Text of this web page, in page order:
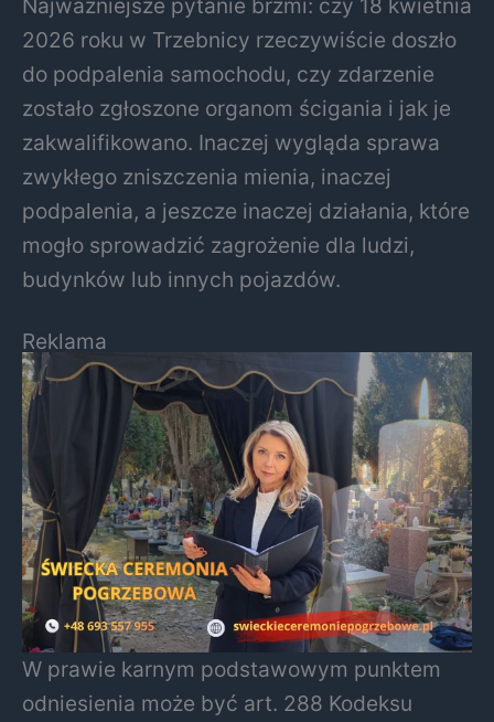
Najważniejsze pytanie brzmi: czy 18 kwietnia
2026 roku w Trzebnicy rzeczywiście doszło
do podpalenia samochodu, czy zdarzenie
zostało zgłoszone organom ścigania i jak je
zakwalifikowano. Inaczej wygląda sprawa
zwykłego zniszczenia mienia, inaczej
podpalenia, a jeszcze inaczej działania, które
mogło sprowadzić zagrożenie dla ludzi,
budynków lub innych pojazdów.
Reklama
W prawie karnym podstawowym punktem
odniesienia może być art. 288 Kodeksu